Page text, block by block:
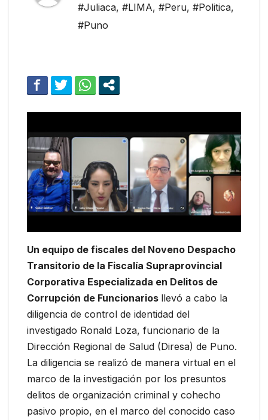
#Juliaca, #LIMA, #Peru, #Politica,
#Puno
Un equipo de fiscales del Noveno Despacho
Transitorio de la Fiscalía Supraprovincial
Corporativa Especializada en Delitos de
Corrupción de Funcionarios llevó a cabo la
diligencia de control de identidad del
investigado Ronald Loza, funcionario de la
Dirección Regional de Salud (Diresa) de Puno.
La diligencia se realizó de manera virtual en el
marco de la investigación por los presuntos
delitos de organización criminal y cohecho
pasivo propio, en el marco del conocido caso